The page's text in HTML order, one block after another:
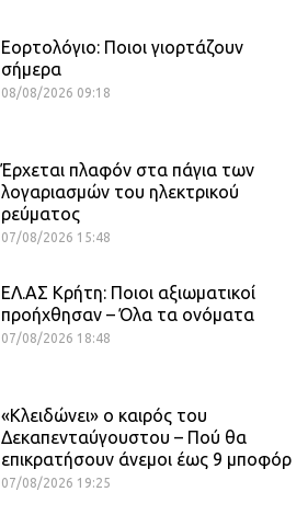
Εορτολόγιο: Ποιοι γιορτάζουν
σήμερα
08/08/2026 09:18
Έρχεται πλαφόν στα πάγια των
λογαριασμών του ηλεκτρικού
ρεύματος
07/08/2026 15:48
ΕΛ.ΑΣ Κρήτη: Ποιοι αξιωματικοί
προήχθησαν – Όλα τα ονόματα
07/08/2026 18:48
«Κλειδώνει» ο καιρός του
Δεκαπενταύγουστου – Πού θα
επικρατήσουν άνεμοι έως 9 μποφόρ
07/08/2026 19:25